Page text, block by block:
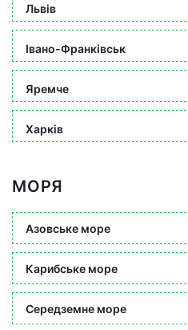
Львів
Івано-Франківськ
Яремче
Харків
МОРЯ
Азовське море
Карибське море
Середземне море